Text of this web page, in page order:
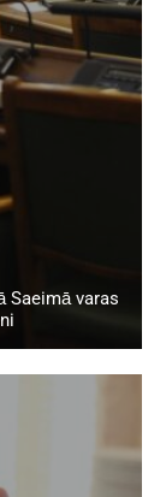
Saeimā varas